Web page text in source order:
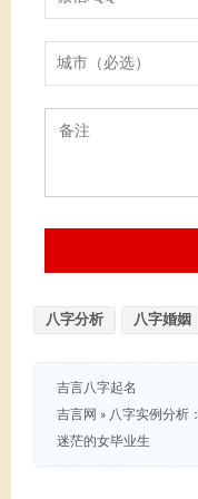
八字分析 八字婚姻
吉言八字起名
吉言网 » 八字实例分析
迷茫的女毕业生